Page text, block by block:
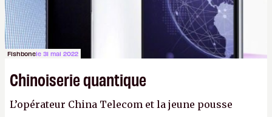
Fishbonele 31 mai 2022
Chinoiserie quantique
L’opérateur China Telecom et la jeune pousse